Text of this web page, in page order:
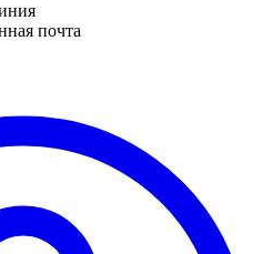
почта